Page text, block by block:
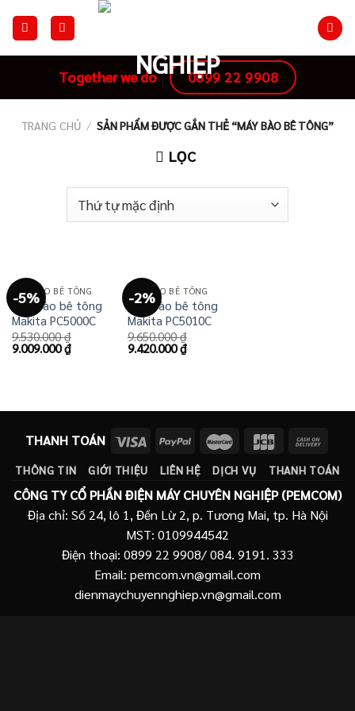
Together we do 0899 22 9908
TRANG CHỦ / SẢN PHẨM ĐƯỢC GẮN THẺ “MÁY BÀO BÊ TÔNG”
LỌC
-5%
MÁY BÀO BÊ TÔNG
Máy bào bê tông
Makita PC5000C
9.530.000₫
Giá
9.009.000₫Giá
hiện
-2%
MÁY BÀO BÊ TÔNG
Máy bào bê tông
Makita PC5010C
9.650.000₫
Giá
9.420.000₫Giá
hiện
THANH TOÁN
THÔNG TIN GIỚI THIỆU LIÊN HỆ DỊCH VỤ THANH TOÁN
CÔNG TY CỔ PHẦN ĐIỆN MÁY CHUYÊN NGHIỆP (PEMCOM)
Địa chỉ: Số 24, lô 1, Đền Lừ 2, p. Tương Mai, tp. Hà Nội
MST: 0109944542
Điện thoại: 0899 22 9908/ 084. 9191. 333
Email: pemcom.vn@gmail.com
dienmaychuyennghiep.vn@gmail.com